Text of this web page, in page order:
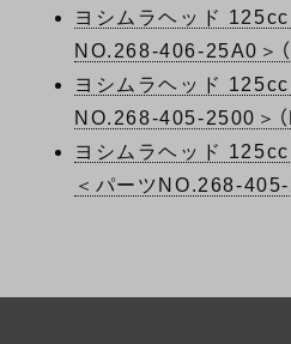
ヨシムラヘッド
NO.268-406-25A0＞（
ヨシムラヘッド
NO.268-405-2500＞（
ヨシムラヘッド
＜パーツNO.268-405-